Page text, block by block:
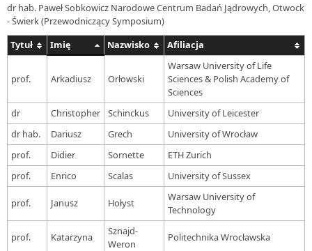
dr hab. Paweł Sobkowicz Narodowe Centrum Badań Jądrowych, Otwock
- Świerk (Przewodniczący Symposium)
Tytuł
Imię Nazwisko Afiliacja
prof. Arkadiusz Orłowski
Warsaw University of Life
Sciences & Polish Academy of
Sciences
dr
Christopher Schinckus
University of Leicester
dr hab.
Dariusz Grech
University of Wrocław
prof.
Didier Sornette
ETH Zurich
prof.
Enrico Scalas University of Sussex
prof. Janusz Hołyst
Warsaw University of
Technology
prof. Katarzyna
Sznajd-
Weron
Politechnika Wrocławska